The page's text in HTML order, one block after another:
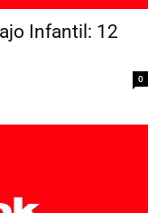
Infantil: 12
0